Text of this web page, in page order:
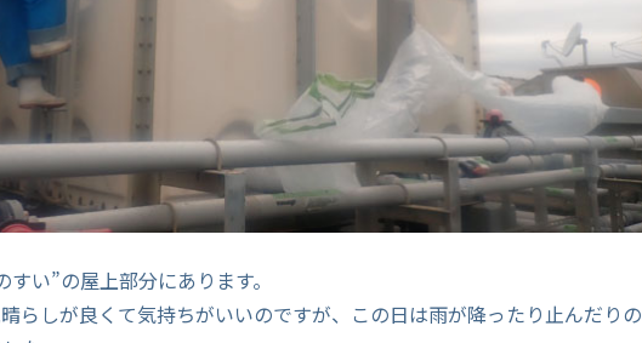
い”の屋上部分にあります。
らしが良くて気持ちがいいのですが、この日は雨が降ったり止んだりの